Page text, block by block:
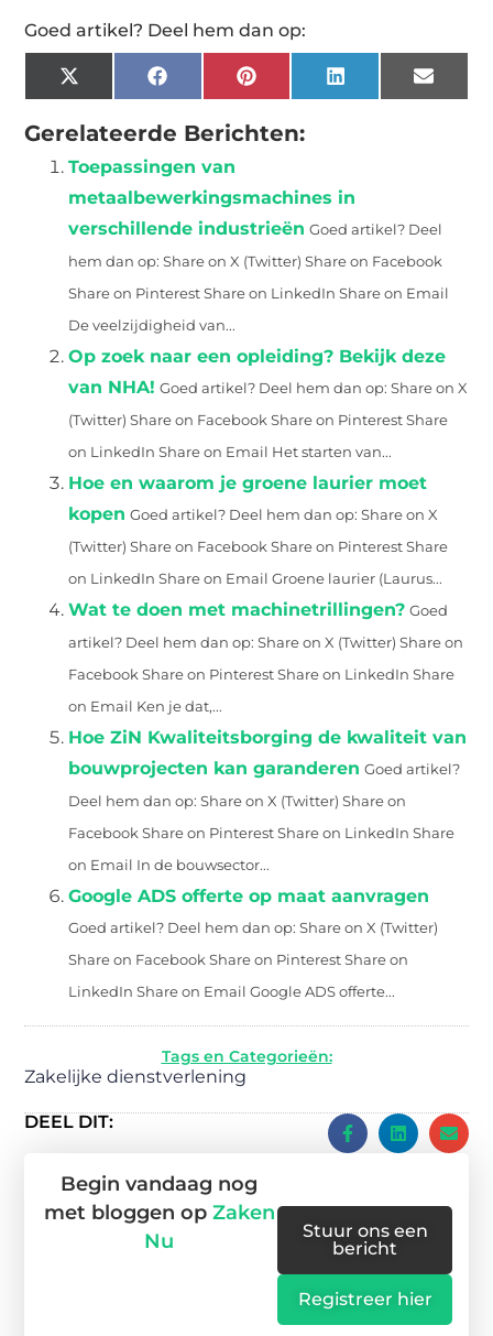
Goed artikel? Deel hem dan op:
X
(Twitter)
FacebookPinterestLinkedIn Email
Gerelateerde Berichten:
Toepassingen van
metaalbewerkingsmachines in
verschillende industrieën Goed artikel? Deel
hem dan op: Share on X (Twitter) Share on Facebook
Share on Pinterest Share on LinkedIn Share on Email
De veelzijdigheid van...
Op zoek naar een opleiding? Bekijk deze
van NHA! Goed artikel? Deel hem dan op: Share on X
(Twitter) Share on Facebook Share on Pinterest Share
on LinkedIn Share on Email Het starten van...
Hoe en waarom je groene laurier moet
kopen Goed artikel? Deel hem dan op: Share on X
(Twitter) Share on Facebook Share on Pinterest Share
on LinkedIn Share on Email Groene laurier (Laurus...
Wat te doen met machinetrillingen? Goed
artikel? Deel hem dan op: Share on X (Twitter) Share on
Facebook Share on Pinterest Share on LinkedIn Share
on Email Ken je dat,...
Hoe ZiN Kwaliteitsborging de kwaliteit van
bouwprojecten kan garanderen Goed artikel?
Deel hem dan op: Share on X (Twitter) Share on
Facebook Share on Pinterest Share on LinkedIn Share
on Email In de bouwsector...
Google ADS offerte op maat aanvragen
Goed artikel? Deel hem dan op: Share on X (Twitter)
Share on Facebook Share on Pinterest Share on
LinkedIn Share on Email Google ADS offerte...
Tags en Categorieën:
Zakelijke dienstverlening
DEEL DIT:
Begin vandaag nog
met bloggen op Zaken
Nu
Stuur ons een
bericht
Registreer hier